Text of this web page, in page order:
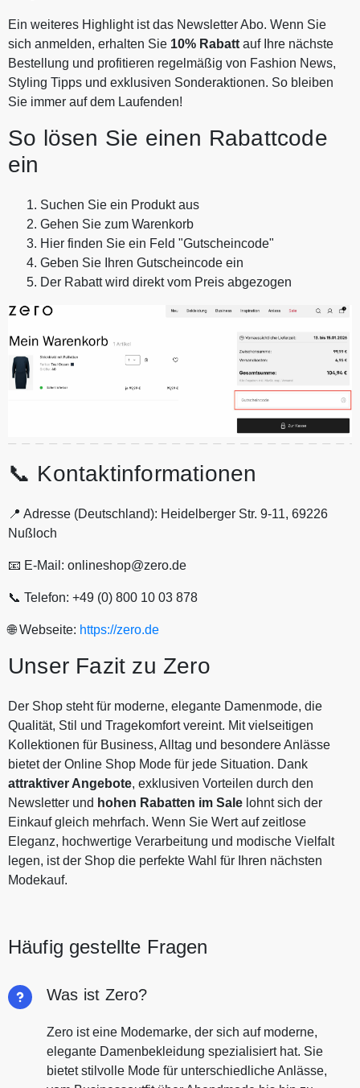
Ein weiteres Highlight ist das Newsletter Abo. Wenn Sie
sich anmelden, erhalten Sie 10% Rabatt auf Ihre nächste
Bestellung und profitieren regelmäßig von Fashion News,
Styling Tipps und exklusiven Sonderaktionen. So bleiben
Sie immer auf dem Laufenden!
So lösen Sie einen Rabattcode
ein
Suchen Sie ein Produkt aus
Gehen Sie zum Warenkorb
Hier finden Sie ein Feld "Gutscheincode"
Geben Sie Ihren Gutscheincode ein
Der Rabatt wird direkt vom Preis abgezogen
📞 Kontaktinformationen
📍 Adresse (Deutschland): Heidelberger Str. 9-11, 69226
Nußloch
📧 E-Mail: onlineshop@zero.de
📞 Telefon: +49 (0) 800 10 03 878
🌐 Webseite: https://zero.de
Unser Fazit zu Zero
Der Shop steht für moderne, elegante Damenmode, die
Qualität, Stil und Tragekomfort vereint. Mit vielseitigen
Kollektionen für Business, Alltag und besondere Anlässe
bietet der Online Shop Mode für jede Situation. Dank
attraktiver Angebote, exklusiven Vorteilen durch den
Newsletter und hohen Rabatten im Sale lohnt sich der
Einkauf gleich mehrfach. Wenn Sie Wert auf zeitlose
Eleganz, hochwertige Verarbeitung und modische Vielfalt
legen, ist der Shop die perfekte Wahl für Ihren nächsten
Modekauf.
Häufig gestellte Fragen
Was ist Zero?
Zero ist eine Modemarke, der sich auf moderne,
elegante Damenbekleidung spezialisiert hat. Sie
bietet stilvolle Mode für unterschiedliche Anlässe,